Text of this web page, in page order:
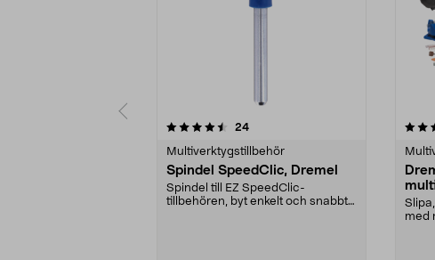
24recensioner
Multiverktygstillbehör
Spindel SpeedClic, Dremel
Spindel till EZ SpeedClic-
tillbehören, byt enkelt och snabbt
4.5av 5 stjärnor
med